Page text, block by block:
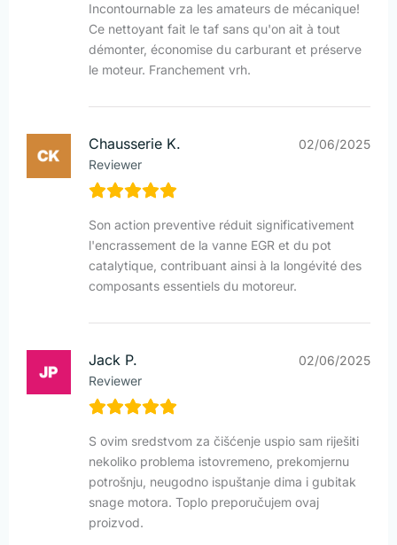
Incontournable za les amateurs de mécanique!
Ce nettoyant fait le taf sans qu'on ait à tout
démonter, économise du carburant et préserve
le moteur. Franchement vrh.
Chausserie K.
Reviewer
02/06/2025
Son action preventive réduit significativement
l'encrassement de la vanne EGR et du pot
catalytique, contribuant ainsi à la longévité des
composants essentiels du motoreur.
Jack P.
Reviewer
02/06/2025
S ovim sredstvom za čišćenje uspio sam riješiti
nekoliko problema istovremeno, prekomjernu
potrošnju, neugodno ispuštanje dima i gubitak
snage motora. Toplo preporučujem ovaj
proizvod.